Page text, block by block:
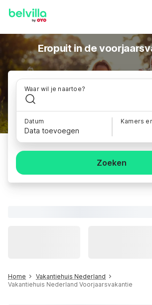
Eropuit in de
Waar wil je naartoe?
Datum
Data toevoegen
Kamers
Zoeken
Home
Vakantiehuis Nederland
Vakantiehuis Nederland Voorjaarsvakantie